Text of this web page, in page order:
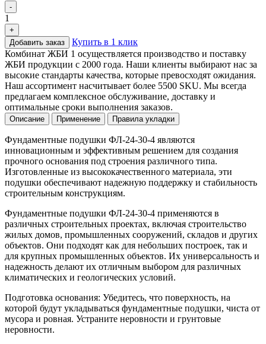
-
1
+
Добавить заказ
Купить в 1 клик
Комбинат ЖБИ 1 осуществляется производство и поставку
ЖБИ продукции с 2000 года. Наши клиенты выбирают нас за
высокие стандарты качества, которые превосходят ожидания.
Наш ассортимент насчитывает более 5500 SKU. Мы всегда
предлагаем комплексное обслуживание, доставку и
оптимальные сроки выполнения заказов.
Описание Применение Правила укладки
Фундаментные подушки ФЛ-24-30-4 являются
инновационным и эффективным решением для создания
прочного основания под строения различного типа.
Изготовленные из высококачественного материала, эти
подушки обеспечивают надежную поддержку и стабильность
строительным конструкциям.
Фундаментные подушки ФЛ-24-30-4 применяются в
различных строительных проектах, включая строительство
жилых домов, промышленных сооружений, складов и других
объектов. Они подходят как для небольших построек, так и
для крупных промышленных объектов. Их универсальность и
надежность делают их отличным выбором для различных
климатических и геологических условий.
Подготовка основания: Убедитесь, что поверхность, на
которой будут укладываться фундаментные подушки, чиста от
мусора и ровная. Устраните неровности и грунтовые
неровности.